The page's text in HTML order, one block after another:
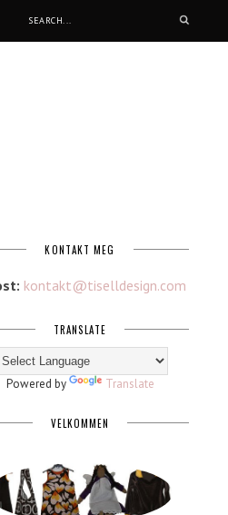
KONTAKT MEG
kontakt@tiselldesign.com
TRANSLATE
Powered by Translate
VELKOMMEN